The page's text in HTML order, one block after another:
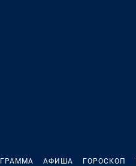
АФИША ГОРОСКОП